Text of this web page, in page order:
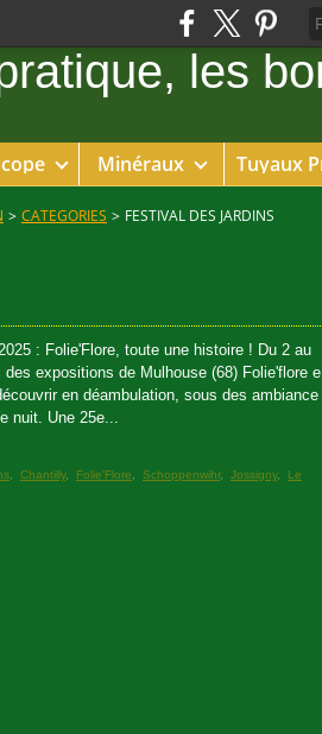
Minéraux Tuyaux
> CATEGORIES > FESTIVAL DES JARDINS
: Folie'Flore, toute une histoire ! Du 2 au
des expositions de Mulhouse (68) Folie'flore e
en déambulation, sous des ambiance
nuit. Une 25e...
Chantilly, Folie'Flore Schoppenwihr, Jossigny, Le